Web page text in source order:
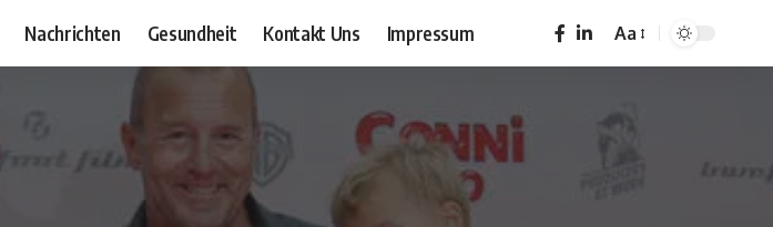
Nachrichten Gesundheit Kontakt Uns Impressum
Font
Aa